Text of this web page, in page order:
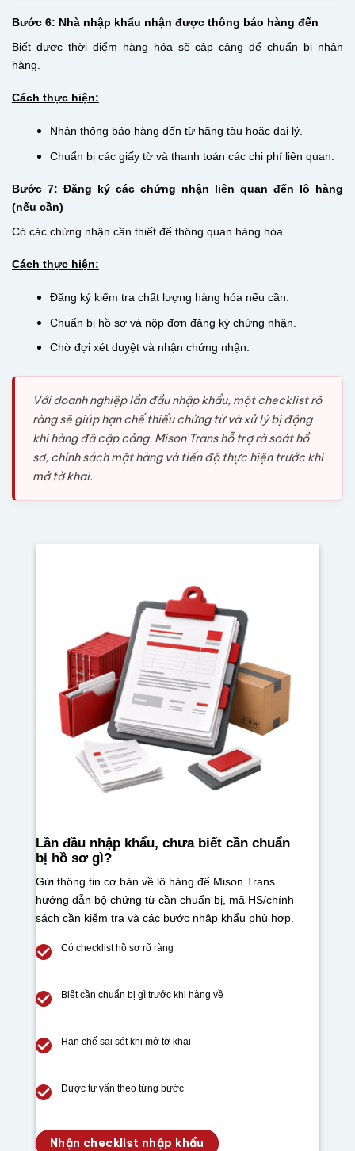
Bước 6: Nhà nhập khẩu nhận được thông báo hàng đến
Biết được thời điểm hàng hóa sẽ cập cảng để chuẩn bị nhận
hàng.
Cách thực hiện:
Nhận thông báo hàng đến từ hãng tàu hoặc đại lý.
Chuẩn bị các giấy tờ và thanh toán các chi phí liên quan.
Bước 7: Đăng ký các chứng nhận liên quan đến lô hàng
(nếu cần)
Có các chứng nhận cần thiết để thông quan hàng hóa.
Cách thực hiện:
Đăng ký kiểm tra chất lượng hàng hóa nếu cần.
Chuẩn bị hồ sơ và nộp đơn đăng ký chứng nhận.
Chờ đợi xét duyệt và nhận chứng nhận.
Với doanh nghiệp lần đầu nhập khẩu, một checklist rõ
ràng sẽ giúp hạn chế thiếu chứng từ và xử lý bị động
khi hàng đã cập cảng. Mison Trans hỗ trợ rà soát hồ
sơ, chính sách mặt hàng và tiến độ thực hiện trước khi
mở tờ khai.
Lần đầu nhập khẩu, chưa biết cần chuẩn
bị hồ sơ gì?
Gửi thông tin cơ bản về lô hàng để Mison Trans
hướng dẫn bộ chứng từ cần chuẩn bị, mã HS/chính
sách cần kiểm tra và các bước nhập khẩu phù hợp.
Có checklist hồ sơ rõ ràng
Biết cần chuẩn bị gì trước khi hàng về
Hạn chế sai sót khi mở tờ khai
Được tư vấn theo từng bước
Nhận checklist nhập khẩu